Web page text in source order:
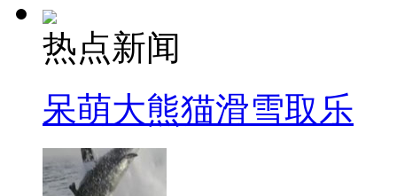
热点新闻
呆萌大熊猫滑雪取乐